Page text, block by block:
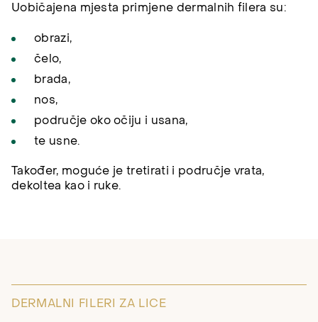
Uobičajena mjesta primjene dermalnih filera su:
obrazi,
čelo,
brada,
nos,
područje oko očiju i usana,
te usne.
Također, moguće je tretirati i područje vrata,
dekoltea kao i ruke.
DERMALNI FILERI ZA LICE